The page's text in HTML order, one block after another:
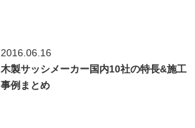
2016.06.16
木製サッシメーカー国内10社の特長&施工
事例まとめ